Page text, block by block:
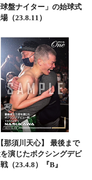
盤ナイター」の始球式
（23.8.11）
那須川天心】 最後まで
演じたボクシングデビ
（23.4.8）『B』